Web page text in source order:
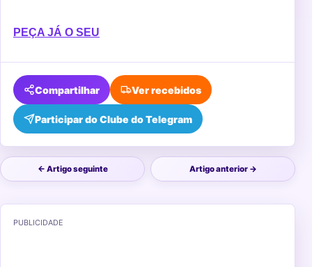
PEÇA JÁ O SEU
Compartilhar
Participar do Clube do Telegram
Ver recebidos
← Artigo seguinte Artigo anterior →
PUBLICIDADE